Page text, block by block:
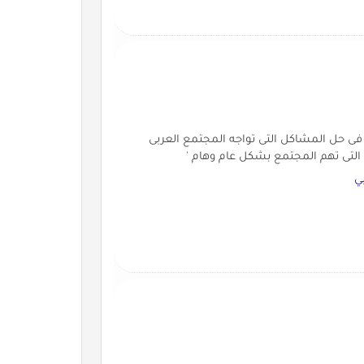
حل المشاكل التى تواجه المجتمع العربى
التى تهم المجتمع بشكل عام وهام '